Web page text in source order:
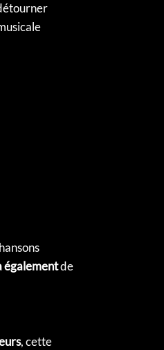
égalementde
, cette